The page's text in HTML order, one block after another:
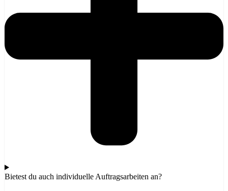
Bietest du auch individuelle Auftragsarbeiten an?